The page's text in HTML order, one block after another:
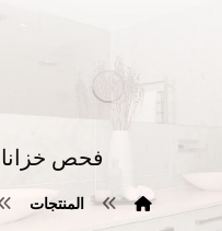
فحص
المنتجات